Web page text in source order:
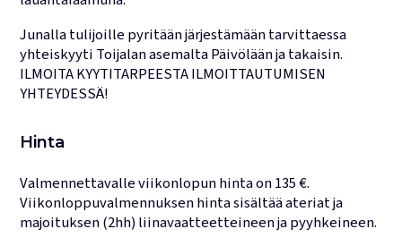
Junalla tulijoille pyritään järjestämään tarvittaessa
yhteiskyyti Toijalan asemalta Päivölään ja takaisin.
ILMOITA KYYTITARPEESTA ILMOITTAUTUMISEN
YHTEYDESSÄ!
Hinta
Valmennettavalle viikonlopun hinta on 135 €.
Viikonloppuvalmennuksen hinta sisältää ateriat ja
majoituksen (2hh) liinavaatteetteineen ja pyyhkeineen.